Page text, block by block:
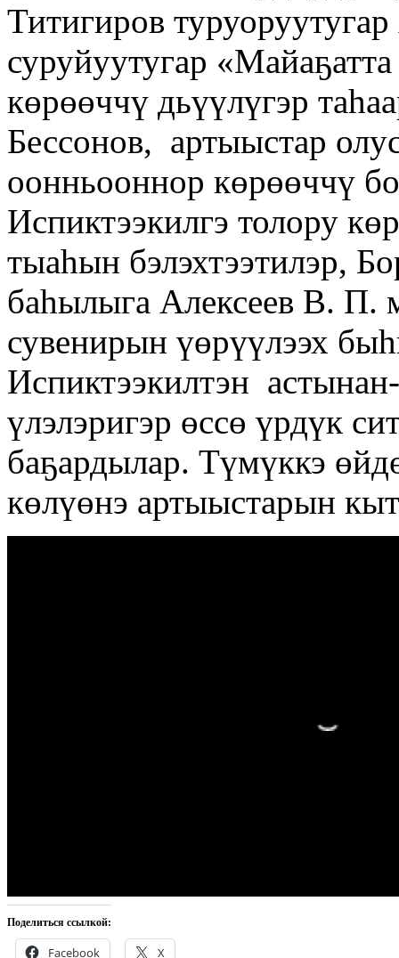
Титигиров
суруйуутугар
көрөөччү дьүүлүгэр
Бессонов, артыыстар
оонньооннор көрөөччү
Испиктээкилгэ толору
тыаһын бэлэхтээтилэр,
баһылыга Алексеев В. П.
сувенирын үөрүүлээх
Испиктээкилтэн
үлэлэригэр өссө үрдүк
баҕардылар. Түмүккэ
көлүөнэ артыыстарын
Поделиться ссылкой:
Facebook X